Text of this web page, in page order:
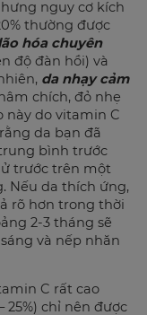
nguy cơ kích
thường được
hóa chuyên
độ đàn hồi) và
da nhạy cảm
chích, đỏ nhẹ
này do vitamin C
da bạn đã
bình trước
trước trên một
Nếu da thích ứng,
rõ hơn trong thời
2-3 tháng sẽ
và nếp nhăn
C rất cao
25%) chỉ nên được